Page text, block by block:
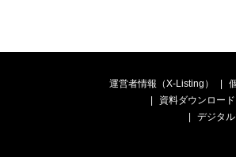
運営者情報（X-Listing）
資料ダウンロード
デジタ